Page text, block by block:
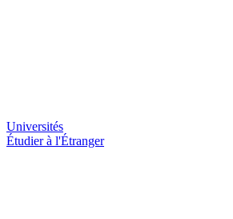
Universités
Étudier à l'Étranger